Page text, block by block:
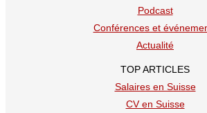
Podcast
Conférences et
Actualité
TOP ARTICLES
Salaires en Suisse
CV en Suisse